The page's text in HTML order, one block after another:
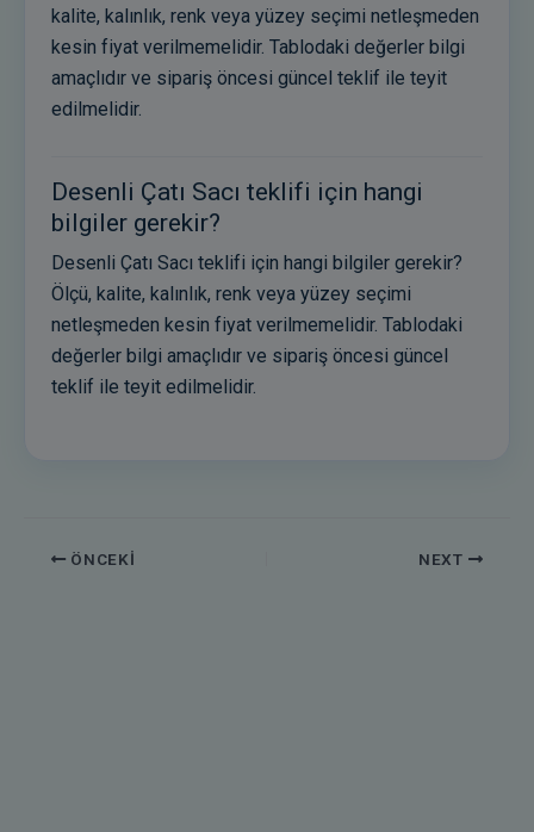
kalite, kalınlık, renk veya yüzey seçimi netleşmeden
kesin fiyat verilmemelidir. Tablodaki değerler bilgi
amaçlıdır ve sipariş öncesi güncel teklif ile teyit
edilmelidir.
Desenli Çatı Sacı teklifi için hangi
bilgiler gerekir?
Desenli Çatı Sacı teklifi için hangi bilgiler gerekir?
Ölçü, kalite, kalınlık, renk veya yüzey seçimi
netleşmeden kesin fiyat verilmemelidir. Tablodaki
değerler bilgi amaçlıdır ve sipariş öncesi güncel
teklif ile teyit edilmelidir.
ÖNCEKI NEXT